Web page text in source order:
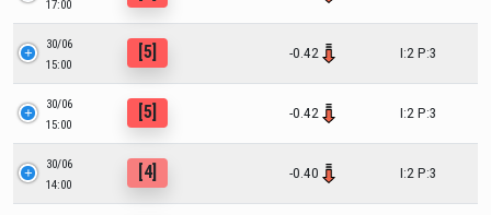
17:00
30/06
15:00
[5] -0.42 I:2 P:3
30/06
15:00
[5] -0.42 I:2 P:3
30/06
14:00
[4] -0.40 I:2 P:3